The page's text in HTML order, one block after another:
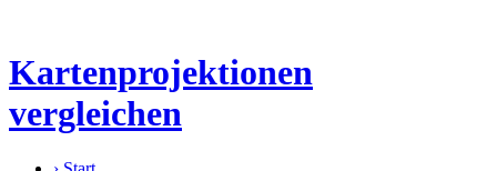
Kartenprojektionen
vergleichen